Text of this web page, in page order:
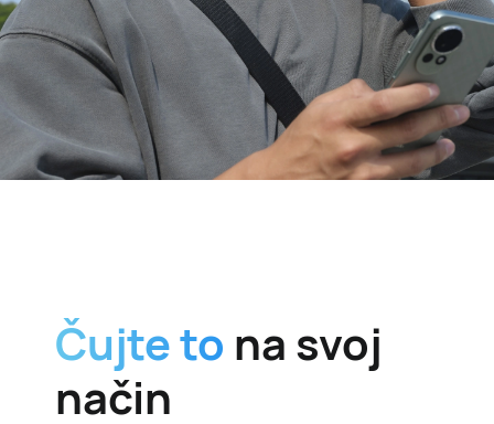
Čujte to na svoj
način